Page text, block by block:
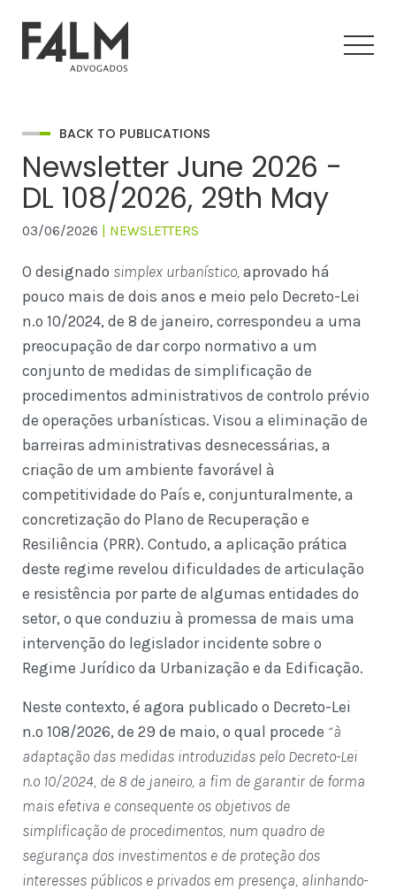
BACK TO PUBLICATIONS
Newsletter June 2026 -
DL 108/2026, 29th May
03/06/2026 | NEWSLETTERS
O designado simplex urbanístico, aprovado há
pouco mais de dois anos e meio pelo Decreto-Lei
n.º 10/2024, de 8 de janeiro, correspondeu a uma
preocupação de dar corpo normativo a um
conjunto de medidas de simplificação de
procedimentos administrativos de controlo prévio
de operações urbanísticas. Visou a eliminação de
barreiras administrativas desnecessárias, a
criação de um ambiente favorável à
competitividade do País e, conjunturalmente, a
concretização do Plano de Recuperação e
Resiliência (PRR). Contudo, a aplicação prática
deste regime revelou dificuldades de articulação
e resistência por parte de algumas entidades do
setor, o que conduziu à promessa de mais uma
intervenção do legislador incidente sobre o
Regime Jurídico da Urbanização e da Edificação.
Neste contexto, é agora publicado o Decreto-Lei
n.º 108/2026, de 29 de maio, o qual procede “à
adaptação das medidas introduzidas pelo Decreto-Lei
n.º 10/2024, de 8 de janeiro, a fim de garantir de forma
mais efetiva e consequente os objetivos de
simplificação de procedimentos, num quadro de
segurança dos investimentos e de proteção dos
interesses públicos e privados em presença, alinhando-